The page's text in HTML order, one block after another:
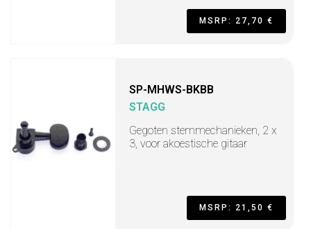
MSRP: 27,70 €
SP-MHWS-BKBB
STAGG
Gegoten stemmechanieken, 2 x
3, voor akoestische gitaar
MSRP: 21,50 €